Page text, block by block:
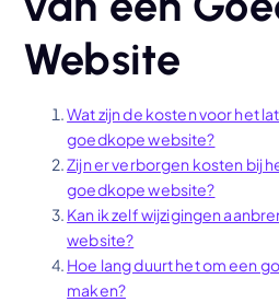
Website
Wat zijn de kosten voor het
goedkope website?
Zijn er verborgen kosten bij
goedkope website?
Kan ik zelf wijzigingen
website?
Hoe lang duurt het om een
maken?